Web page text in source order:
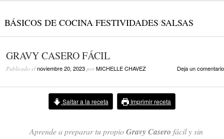
BÁSICOS DE COCINA/FESTIVIDADES/SALSAS
GRAVY CASERO FÁCIL
Publicado el noviembre 20, 2023 porMICHELLE CHAVEZ Deja un comentario
Saltar a la receta Imprimir receta
Aprende a preparar tu propioGravy Casero fácil y sin